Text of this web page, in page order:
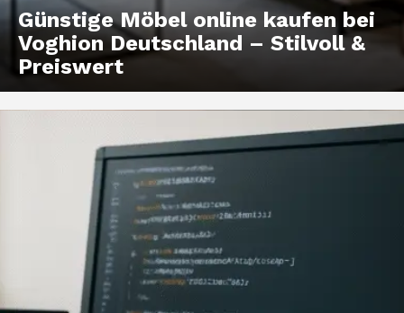
Günstige Möbel online kaufen bei
Voghion Deutschland – Stilvoll &
Preiswert